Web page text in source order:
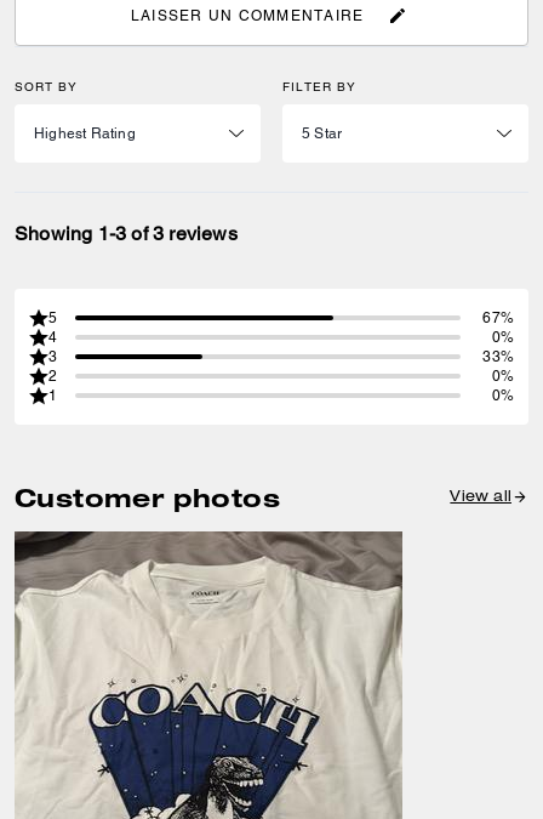
LAISSER UN COMMENTAIRE
SORT BY FILTER BY
Showing 1-3 of 3 reviews
5
67%
4
0%
3
33%
2
0%
1
0%
Customer photos View all